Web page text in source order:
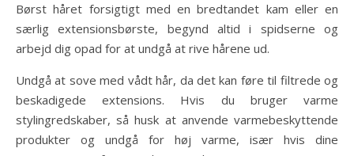
Børst håret forsigtigt med en bredtandet kam eller en
særlig extensionsbørste, begynd altid i spidserne og
arbejd dig opad for at undgå at rive hårene ud.
Undgå at sove med vådt hår, da det kan føre til filtrede og
beskadigede extensions. Hvis du bruger varme
stylingredskaber, så husk at anvende varmebeskyttende
produkter og undgå for høj varme, især hvis dine